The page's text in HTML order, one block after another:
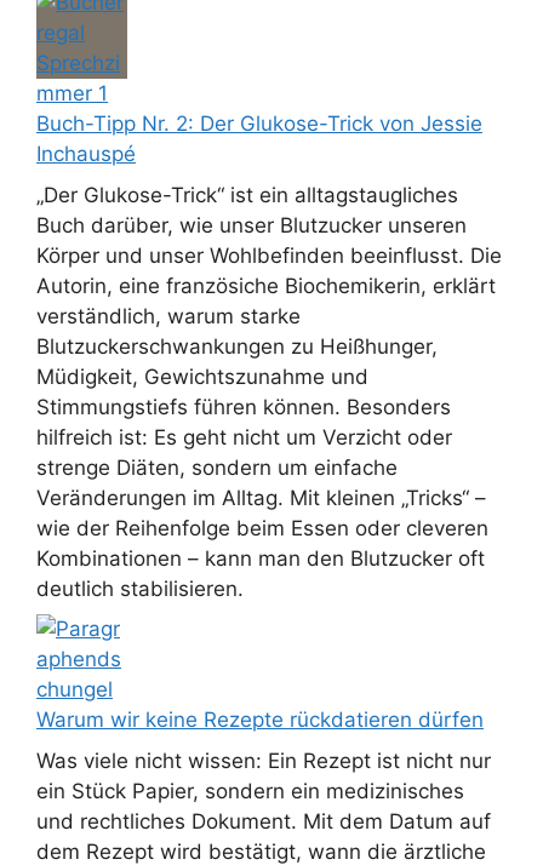
Buch-Tipp Nr. 2: Der Glukose-Trick von Jessie
Inchauspé
„Der Glukose-Trick“ ist ein alltagstaugliches
Buch darüber, wie unser Blutzucker unseren
Körper und unser Wohlbefinden beeinflusst. Die
Autorin, eine französiche Biochemikerin, erklärt
verständlich, warum starke
Blutzuckerschwankungen zu Heißhunger,
Müdigkeit, Gewichtszunahme und
Stimmungstiefs führen können. Besonders
hilfreich ist: Es geht nicht um Verzicht oder
strenge Diäten, sondern um einfache
Veränderungen im Alltag. Mit kleinen „Tricks“ –
wie der Reihenfolge beim Essen oder cleveren
Kombinationen – kann man den Blutzucker oft
deutlich stabilisieren.
Warum wir keine Rezepte rückdatieren dürfen
Was viele nicht wissen: Ein Rezept ist nicht nur
ein Stück Papier, sondern ein medizinisches
und rechtliches Dokument. Mit dem Datum auf
dem Rezept wird bestätigt, wann die ärztliche